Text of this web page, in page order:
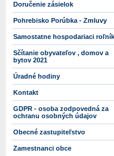
Doručenie zásielok
Pohrebisko Porúbka - Zmluvy
Samostatne hospodariaci roľník
Sčítanie obyvateľov , domov a
bytov 2021
Úradné hodiny
Kontakt
GDPR - osoba zodpovedná za
ochranu osobných údajov
Obecné zastupiteľstvo
Zamestnanci obce